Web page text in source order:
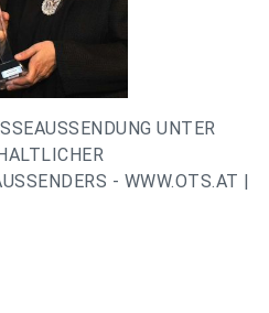
UNTER
- WWW.OTS.AT |